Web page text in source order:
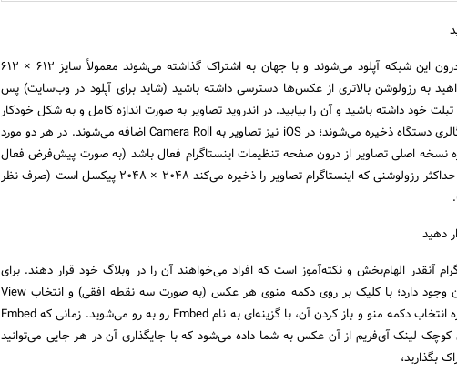
که به درون این شبکه آپلود می‌شوند و با جهان به اشتراک گذاشته می‌شوند معمولاً سایز ۶۱۲ × ۶۱۲
به رزولوشن بالاتری از عکس‌ها دسترسی داشته باشید (شاید برای آپلود در وب‌سایت) پس
خود داشته باشید و آن را بیابید. در اندروید تصاویر به صورت اندازه کامل و به شکل خودکار
در پوشه Instagram و در گالری دستگاه ذخیره می‌شوند؛ در iOS نیز تصاویر به Camera Roll اضافه می‌شوند. در هر دو مورد
نسخه اصلی تصاویر از درون صفحه تنظیمات اینستاگرام فعال باشد (به صورت پیش‌فرض فعال
است). به یاد داشته باشید حداکثر رزولوشنی که اینستاگرام تصاویر را ذخیره می‌کند ۲۰۴۸ × ۲۰۴۸ پیکسل است (صرف نظر
آنقدر الهام‌بخش و نکته‌آموز است که افراد می‌خواهند آن را در وبلاگ خود قرار دهند. برای
اینکار نیز راهی بسیار آسان وجود دارد؛ با کلیک بر روی دکمه منوی هر عکس (به صورت سه نقطه افقی) و انتخاب View
Photo Page و سپس دوباره انتخاب دکمه منو و باز کردن آن، با گزینه‌ای به نام Embed رو به رو می‌شوید. زمانی که Embed
کوچک لینک آی‌فریم از آن عکس به شما داده می‌شود که با جایگذاری آن در هر جایی می‌توانید
بگذارید،